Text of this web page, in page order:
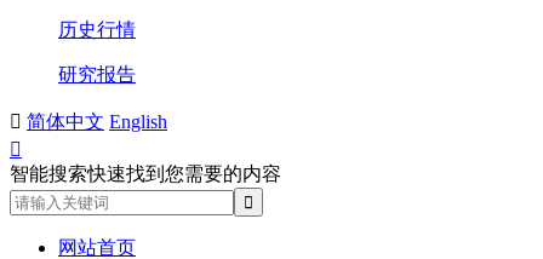
历史行情
研究报告
 简体中文 English

智能搜索快速找到您需要的内容
网站首页